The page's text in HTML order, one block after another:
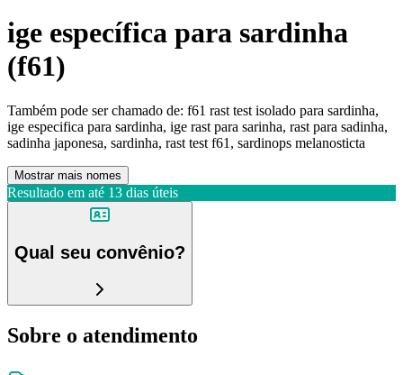
ige específica para sardinha
(f61)
Também pode ser chamado de: f61 rast test isolado para sardinha,
ige especifica para sardinha, ige rast para sarinha, rast para sadinha,
sadinha japonesa, sardinha, rast test f61, sardinops melanosticta
Mostrar mais nomes
Resultado em até 13 dias úteis
Qual seu convênio?
Sobre o atendimento